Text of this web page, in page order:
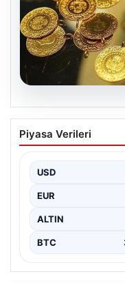
07.08.2026
Altın fiyatları
fiyatları bugün
Piyasa Verileri
USD
EUR
ALTIN
BTC